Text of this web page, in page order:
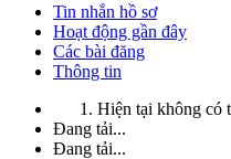
Tin nhắn hồ sơ
Hoạt động gần đây
Các bài đăng
Thông tin
Hiện tại không có
Đang tải...
Đang tải...